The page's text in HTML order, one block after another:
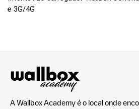
e 3G/4G
A Wallbox Academy é o local onde